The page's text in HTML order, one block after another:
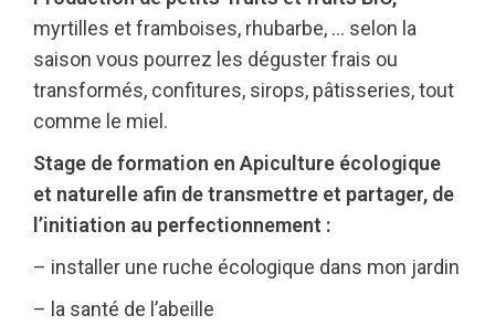
myrtilles et framboises, rhubarbe, … selon la
saison vous pourrez les déguster frais ou
transformés, confitures, sirops, pâtisseries, tout
comme le miel.
Stage de formation en Apiculture écologique
et naturelle afin de transmettre et partager, de
l’initiation au perfectionnement :
– installer une ruche écologique dans mon jardin
– la santé de l’abeille